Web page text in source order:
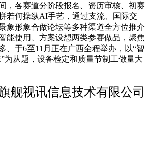
，各赛道分阶段报名、资历审核、初赛
若何操纵AI手艺，通过支流、国际交
象形象合做论坛等多种渠道全方位推介
能使用、方案设想两类参赛做品，聚焦
、于6至11月正在广西全程举办，以“智
为从题，设备检定和质量节制工做量大
舰视讯信息技术有限公司